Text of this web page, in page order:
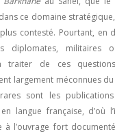
ce domaine
contesté. Pourtant, en
diplomates, militaires
traiter de ces
largement méconnues
sont les publications
langue française, d’où
à l’ouvrage fort